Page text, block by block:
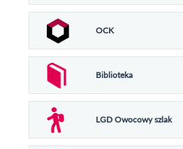
OCK
Biblioteka
LGD Owocowy szlak